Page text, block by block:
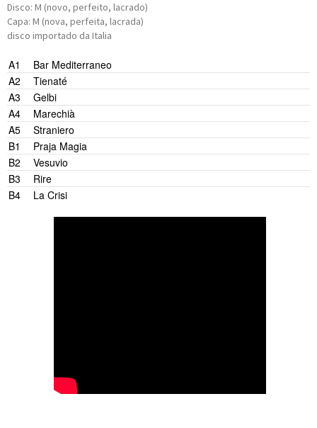
Disco: M (novo, perfeito, lacrado)
Capa: M (nova, perfeita, lacrada)
disco importado da Italia
A1
Bar Mediterraneo
A2
Tienaté
A3
Gelbi
A4
Marechià
C.Kameni
L.Aquilina M.Di Lena
A5 Straniero
L.Aquilina
M.Giannini M.Di Lena
B1
Praja Magia
B2
Vesuvio
69in.. Canto
A.De Falco
B3
Rire
B4
La Crisi